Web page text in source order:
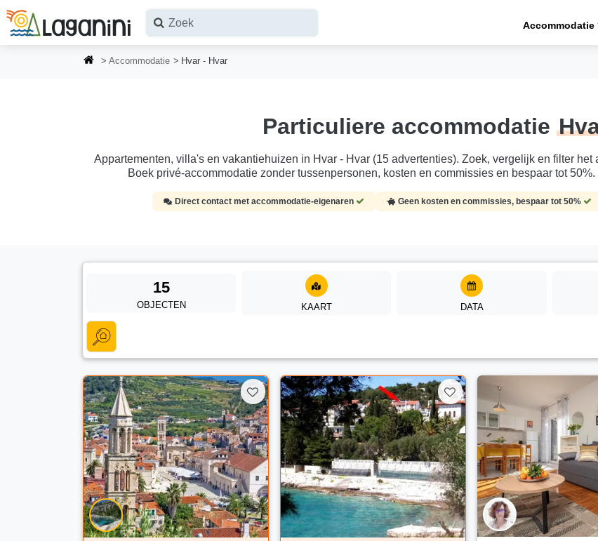
Ga naar hoofdinhoud
Accommodatie
Accommodatie Hvar - Hvar
Particuliere accommodatie
Appartementen, villa's en vakantiehuizen in Hvar - Hvar (15 advertenties). Zoek, vergelijk en filter
Boek privé-accommodatie zonder tussenpersonen, kosten en commissies en bespaar tot 50%.
Direct contact met accommodatie-eigenaren Geen kosten en commissies, bespaar tot 50%
15
OBJECTEN KAART DATA